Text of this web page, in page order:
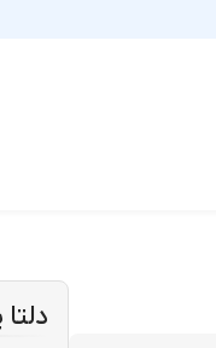
دلتا پی